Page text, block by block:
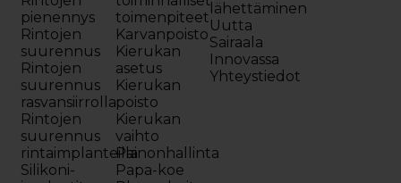
pienennys
Rintojen
suurennus
Rintojen
suurennus
rasvansiirrolla
Rintojen
suurennus
rintaimplanteilla
Silikoni-
toimenpiteet
Karvanpoisto
Kierukan
asetus
Kierukan
poisto
Kierukan
vaihto
Painonhallinta
Papa-koe
lähettäminen
Uutta
Sairaala
Innovassa
Yhteystiedot